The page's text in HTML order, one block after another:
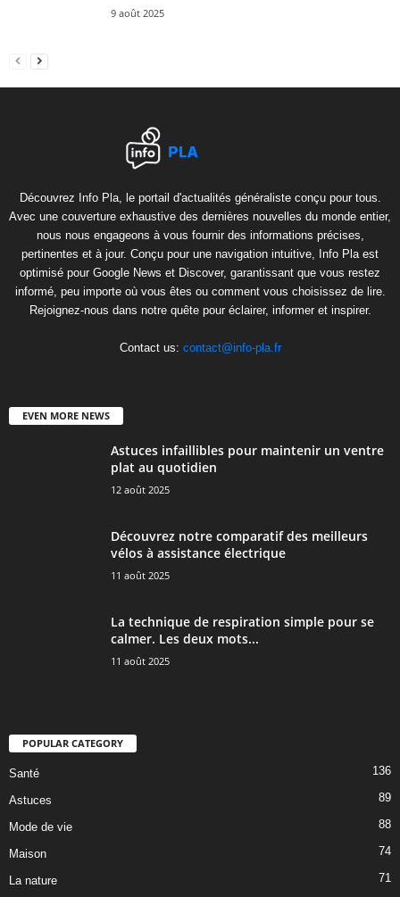
9 août 2025
Découvrez Info Pla, le portail d'actualités généraliste conçu pour tous.
Avec une couverture exhaustive des dernières nouvelles du monde entier,
nous nous engageons à vous fournir des informations précises,
pertinentes et à jour. Conçu pour une navigation intuitive, Info Pla est
optimisé pour Google News et Discover, garantissant que vous restez
informé, peu importe où vous êtes ou comment vous choisissez de lire.
Rejoignez-nous dans notre quête pour éclairer, informer et inspirer.
Contact us: contact@info-pla.fr
EVEN MORE NEWS
Astuces infaillibles pour maintenir un ventre
plat au quotidien
12 août 2025
Découvrez notre comparatif des meilleurs
vélos à assistance électrique
11 août 2025
La technique de respiration simple pour se
calmer. Les deux mots...
11 août 2025
POPULAR CATEGORY
Santé 136
Astuces 89
Mode de vie 88
Maison 74
La nature 71